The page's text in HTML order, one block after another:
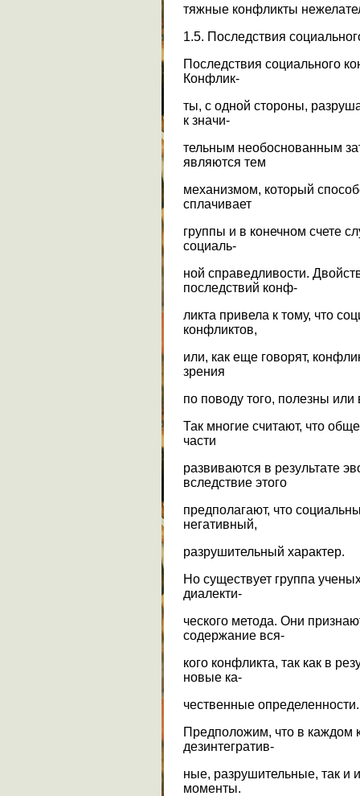
тяжные конфликты
1.5. Последствия
Последствия социального
Конфлик-
ты, с одной стороны,
к значи-
тельным необоснованным
являются тем
механизмом, который
сплачивает
группы и в конечном счете
социаль-
ной справедливости.
последствий конф-
ликта привела к тому, что
конфликтов,
или, как еще говорят,
зрения
по поводу того, полезны
Так многие считают, что
части
развиваются в результате
вследствие этого
предполагают, что
негативный,
разрушительный характер.
Но существует группа
диалекти-
ческого метода. Они
содержание вся-
кого конфликта, так как в
новые ка-
чественные определенности.
Предположим, что в каждом
дезинтегратив-
ные, разрушительные, так и
моменты.